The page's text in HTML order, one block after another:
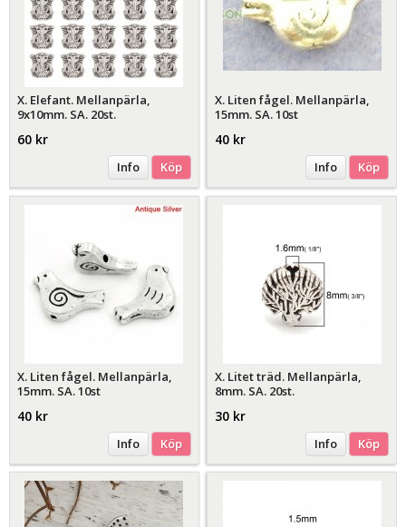
X. Elefant. Mellanpärla,
9x10mm. SA. 20st.
60 kr
Info Köp
X. Liten fågel. Mellanpärla,
15mm. SA. 10st
40 kr
Info Köp
X. Liten fågel. Mellanpärla,
15mm. SA. 10st
40 kr
Info Köp
X. Litet träd. Mellanpärla,
8mm. SA. 20st.
30 kr
Info Köp